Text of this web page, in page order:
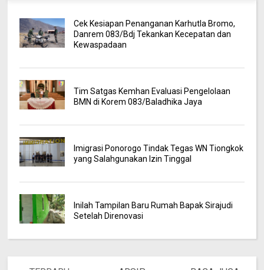
Cek Kesiapan Penanganan Karhutla Bromo,
Danrem 083/Bdj Tekankan Kecepatan dan
Kewaspadaan
Tim Satgas Kemhan Evaluasi Pengelolaan
BMN di Korem 083/Baladhika Jaya
Imigrasi Ponorogo Tindak Tegas WN Tiongkok
yang Salahgunakan Izin Tinggal
Inilah Tampilan Baru Rumah Bapak Sirajudi
Setelah Direnovasi